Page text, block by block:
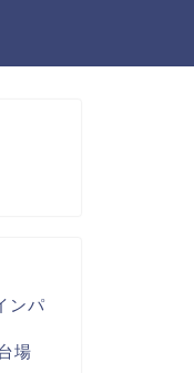
ンパ
場